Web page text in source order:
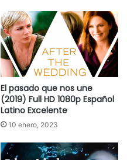
El pasado que nos une
(2019) Full HD 1080p Español
Latino Excelente
10 enero, 2023